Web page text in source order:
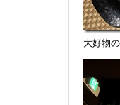
大好物